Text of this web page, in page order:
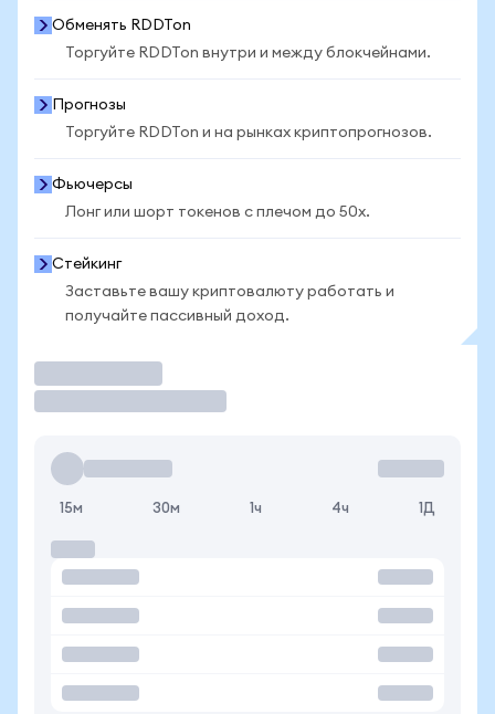
Обменять RDDTon
Торгуйте RDDTon внутри и между блокчейнами.
Прогнозы
Торгуйте RDDTon и на рынках криптопрогнозов.
Фьючерсы
Лонг или шорт токенов с плечом до 50x.
Стейкинг
Заставьте вашу криптовалюту работать и
получайте пассивный доход.
15м 30м 1ч 4ч 1Д